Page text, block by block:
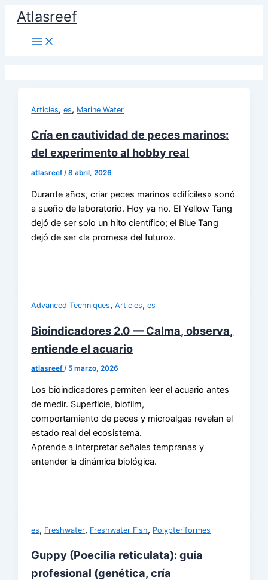
contenido
Atlasreef
Articles,es, Marine Water
Cría en cautividad de peces marinos:
del experimento al hobby real
atlasreef/8 abril, 2026
Durante años, criar peces marinos «difíciles» sonó
a sueño de laboratorio. Hoy ya no. El Yellow Tang
dejó de ser solo un hito científico; el Blue Tang
dejó de ser «la promesa del futuro».
Advanced Techniques,Articles,es
Bioindicadores 2.0 — Calma, observa,
entiende el acuario
atlasreef/ 5 marzo, 2026
Los bioindicadores permiten leer el acuario antes
de medir. Superficie, biofilm,
comportamiento de peces y microalgas revelan el
estado real del ecosistema.
Aprende a interpretar señales tempranas y
entender la dinámica biológica.
es, Freshwater, Freshwater Fish, Polypteriformes
Guppy (Poecilia reticulata): guía
profesional (genética, cría